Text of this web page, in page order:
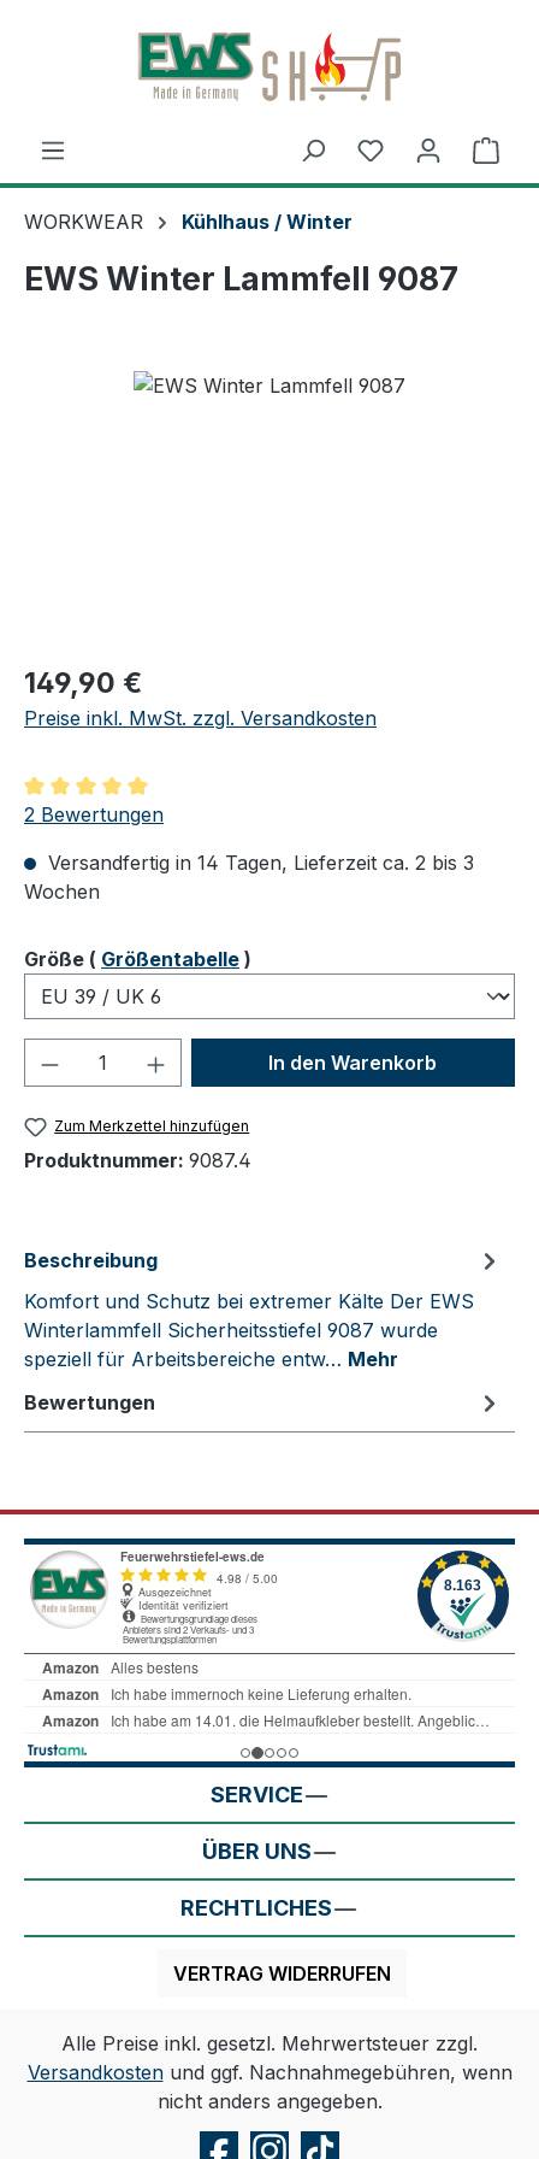
Zum Hauptinhalt springen
WORKWEAR Kühlhaus / Winter
EWS Winter Lammfell 9087
Regulärer Preis:
149,90 €
Preise inkl. MwSt. zzgl. Versandkosten
Durchschnittliche Bewertung von 5 von 5 Sternen
2 Bewertungen
Versandfertig in 14 Tagen, Lieferzeit ca. 2 bis 3
Wochen
Größeauswählen
( Größentabelle )
Produkt Anzahl: Gib denIn den Warenkorb
Zum Merkzettel hinzufügen
Produktnummer: 9087.4
Beschreibung
Komfort und Schutz bei extremer Kälte Der EWS
Winterlammfell Sicherheitsstiefel 9087 wurde
speziell für Arbeitsbereiche entw… Mehr
Bewertungen
SERVICE
ÜBER UNS
RECHTLICHES
VERTRAG WIDERRUFEN
Alle Preise inkl. gesetzl. Mehrwertsteuer zzgl.
Versandkostenund ggf. Nachnahmegebühren, wenn
nicht anders angegeben.